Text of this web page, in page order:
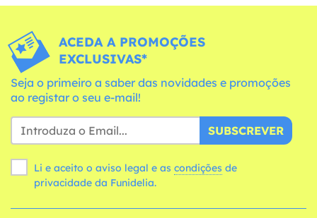
ACEDA A PROMOÇÕES
EXCLUSIVAS*
Seja o primeiro a saber das novidades e promoções
ao registar o seu e-mail!
SUBSCREVER
Li e aceito o aviso legal e as condições
privacidade da Funidelia.